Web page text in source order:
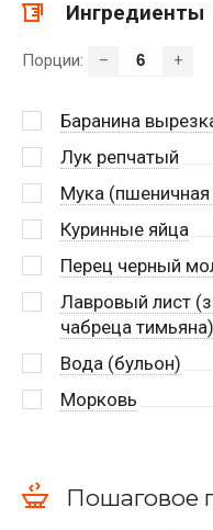
Ингредиенты
Порции: – +
Баранина
Лук репчатый
Мука (пшеничная
Куринные яйца
Перец черный
Лавровый лист
чабреца тимьяна)
Вода (бульон)
Морковь
Пошаговое